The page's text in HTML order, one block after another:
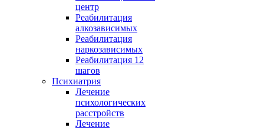
центр
Реабилитация
алкозависимых
Реабилитация
наркозависимых
Реабилитация 12
шагов
Психиатрия
Лечение
психологических
расстройств
Лечение